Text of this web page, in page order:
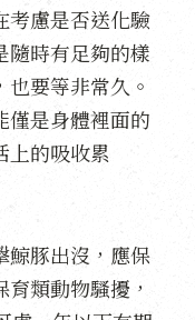
考慮是否送化驗
隨時有足夠的樣
要等非常久。
僅是身體裡面的
上的吸收累
鯨豚出沒，應保
類動物騷擾，